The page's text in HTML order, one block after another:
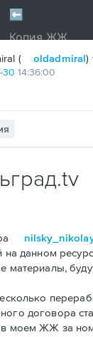
( oldadmiral)
-30 14:36:00
на данном
материалы,
договора
в моем ЖЖ за